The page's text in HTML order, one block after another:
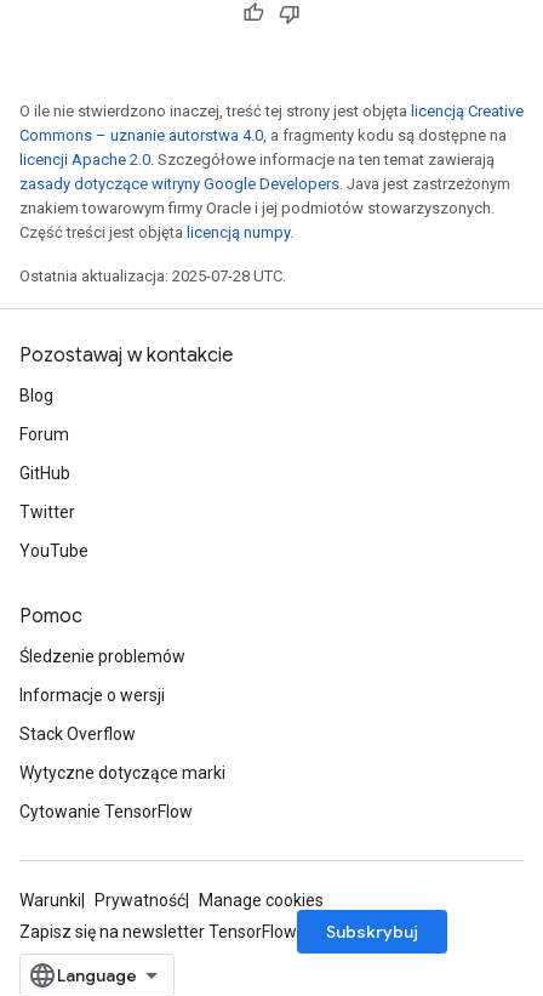
O ile nie stwierdzono inaczej, treść tej strony jest objęta licencją Creative
Commons – uznanie autorstwa 4.0, a fragmenty kodu są dostępne na
licencji Apache 2.0. Szczegółowe informacje na ten temat zawierają
zasady dotyczące witryny Google Developers. Java jest zastrzeżonym
znakiem towarowym firmy Oracle i jej podmiotów stowarzyszonych.
Część treści jest objęta licencją numpy.
Ostatnia aktualizacja: 2025-07-28 UTC.
Pozostawaj w kontakcie
Blog
Forum
GitHub
Twitter
YouTube
Pomoc
Śledzenie problemów
Informacje o wersji
Stack Overflow
Wytyczne dotyczące marki
Cytowanie TensorFlow
Warunki Prywatność
Manage cookies
Zapisz się na newsletter TensorFlow
Subskrybuj